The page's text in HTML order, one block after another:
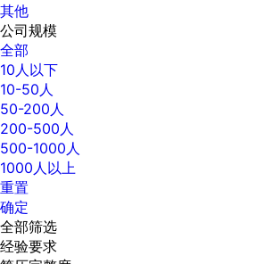
其他
公司规模
全部
10人以下
10-50人
50-200人
200-500人
500-1000人
1000人以上
重置
确定
全部筛选
经验要求